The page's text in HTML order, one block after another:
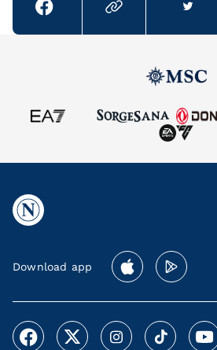
Download app